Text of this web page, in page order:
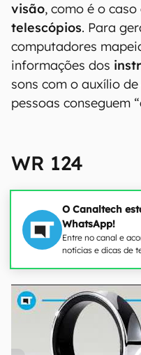
visão, como é o
telescópios. Para
computadores
informações dos
sons com o auxílio
pessoas conseguem
WR 124
O Canaltech
WhatsApp!
Entre no canal e
notícias e dicas de